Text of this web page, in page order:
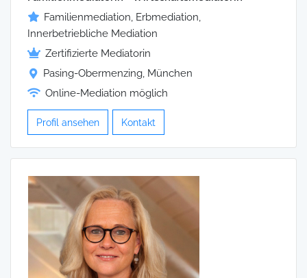
Familienmediation, Erbmediation,
Innerbetriebliche Mediation
Zertifizierte Mediatorin
Pasing-Obermenzing, München
Online-Mediation möglich
Profil ansehen Kontakt